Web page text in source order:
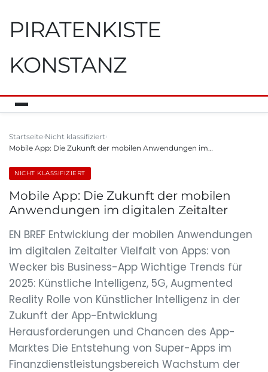
PIRATENKISTE
KONSTANZ
Startseite Nicht klassifiziert
Mobile App: Die Zukunft der mobilen Anwendungen im…
NICHT KLASSIFIZIERT
Mobile App: Die Zukunft der mobilen
Anwendungen im digitalen Zeitalter
EN BREF Entwicklung der mobilen Anwendungen
im digitalen Zeitalter Vielfalt von Apps: von
Wecker bis Business-App Wichtige Trends für
2025: Künstliche Intelligenz, 5G, Augmented
Reality Rolle von Künstlicher Intelligenz in der
Zukunft der App-Entwicklung
Herausforderungen und Chancen des App-
Marktes Die Entstehung von Super-Apps im
Finanzdienstleistungsbereich Wachstum der